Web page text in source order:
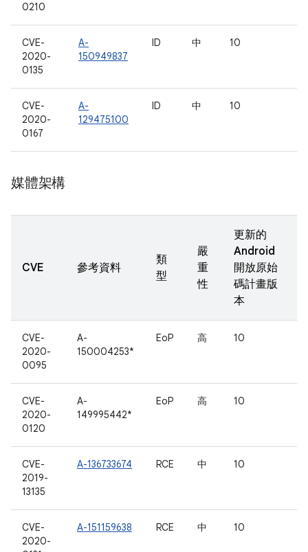
0210
CVE-
2020-
0135
A-
150949837
ID 中 10
CVE-
2020-
0167
A-
129475100
ID 中 10
媒體架構
CVE 參考資料
類
型
嚴
重
性
更新的
Android
開放原始
碼計畫版
本
CVE-
2020-
0095
A-
150004253*
EoP 高 10
CVE-
2020-
0120
A-
149995442*
EoP 高 10
CVE-
2019-
13135
A-136733674 RCE 中 10
CVE-
2020-
A-151159638 RCE 中 10